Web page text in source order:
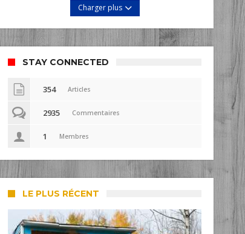
Charger plus
STAY CONNECTED
354 Articles
2935 Commentaires
1 Membres
LE PLUS RÉCENT